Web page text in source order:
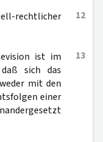
12
rechtlicher
13
ist im
sich das
mit den
einer